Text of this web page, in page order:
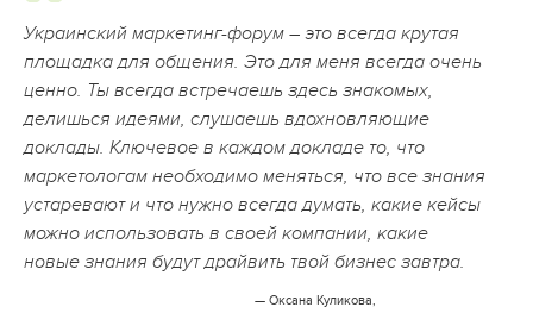
Украинский маркетинг-форум – это всегда крутая
площадка для общения. Это для меня всегда очень
ценно. Ты всегда встречаешь здесь знакомых,
делишься идеями, слушаешь вдохновляющие
доклады. Ключевое в каждом докладе то, что
маркетологам необходимо меняться, что все знания
устаревают и что нужно всегда думать, какие кейсы
можно использовать в своей компании, какие
новые знания будут драйвить твой бизнес завтра.
— Оксана Куликова,